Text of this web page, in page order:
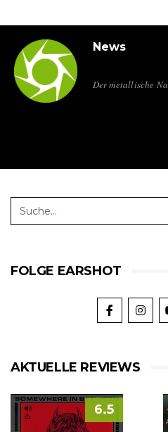
News
Der metallische
FOLGE EARSHOT
AKTUELLE REVIEWS
6.5